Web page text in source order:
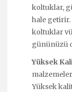
koltuklar,
hale
koltuklar
gününüzü
Yüksek
Yüksek